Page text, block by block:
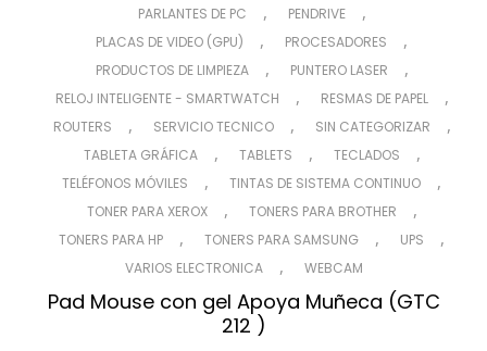
PARLANTES DE PC , PENDRIVE ,
PLACAS DE VIDEO (GPU) , PROCESADORES ,
PRODUCTOS DE LIMPIEZA , PUNTERO LASER ,
RELOJ INTELIGENTE - SMARTWATCH , RESMAS DE PAPEL ,
ROUTERS , SERVICIO TECNICO , SIN CATEGORIZAR ,
TABLETA GRÁFICA , TABLETS , TECLADOS ,
TELÉFONOS MÓVILES , TINTAS DE SISTEMA CONTINUO ,
TONER PARA XEROX , TONERS PARA BROTHER ,
TONERS PARA HP , TONERS PARA SAMSUNG , UPS ,
VARIOS ELECTRONICA , WEBCAM
Pad Mouse con gel Apoya Muñeca (GTC
212 )